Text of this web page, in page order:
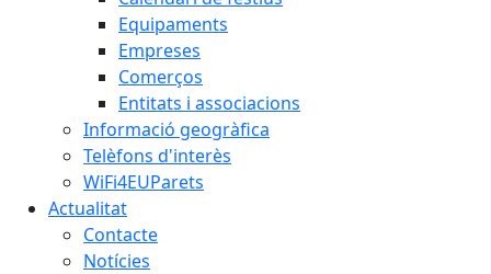
Equipaments
Empreses
Comerços
Entitats i associacions
Informació geogràfica
Telèfons d'interès
WiFi4EUParets
Actualitat
Contacte
Notícies